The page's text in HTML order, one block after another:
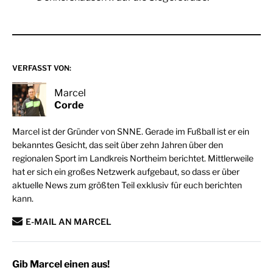
VERFASST VON:
Marcel
Corde
Marcel ist der Gründer von SNNE. Gerade im Fußball ist er ein
bekanntes Gesicht, das seit über zehn Jahren über den
regionalen Sport im Landkreis Northeim berichtet. Mittlerweile
hat er sich ein großes Netzwerk aufgebaut, so dass er über
aktuelle News zum größten Teil exklusiv für euch berichten
kann.
E-MAIL AN MARCEL
Gib Marcel einen aus!